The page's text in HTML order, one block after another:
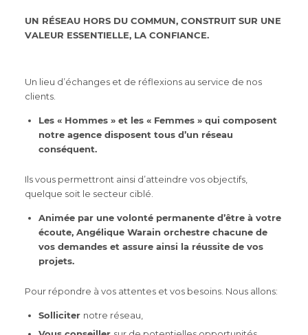
UN RÉSEAU HORS DU COMMUN, CONSTRUIT SUR UNE
VALEUR ESSENTIELLE, LA CONFIANCE.
Un lieu d’échanges et de réflexions au service de nos
clients.
Les « Hommes » et les « Femmes » qui composent
notre agence disposent tous d’un réseau
conséquent.
Ils vous permettront ainsi d’atteindre vos objectifs,
quelque soit le secteur ciblé.
Animée par une volonté permanente d’être à votre
écoute, Angélique Warain orchestre chacune de
vos demandes et assure ainsi la réussite de vos
projets.
Pour répondre à vos attentes et vos besoins. Nous allons:
Solliciter notre réseau,